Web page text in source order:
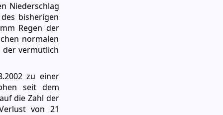
Niederschlag
bisherigen
Regen der
normalen
der vermutlich
zu einer
seit dem
die Zahl der
von 21